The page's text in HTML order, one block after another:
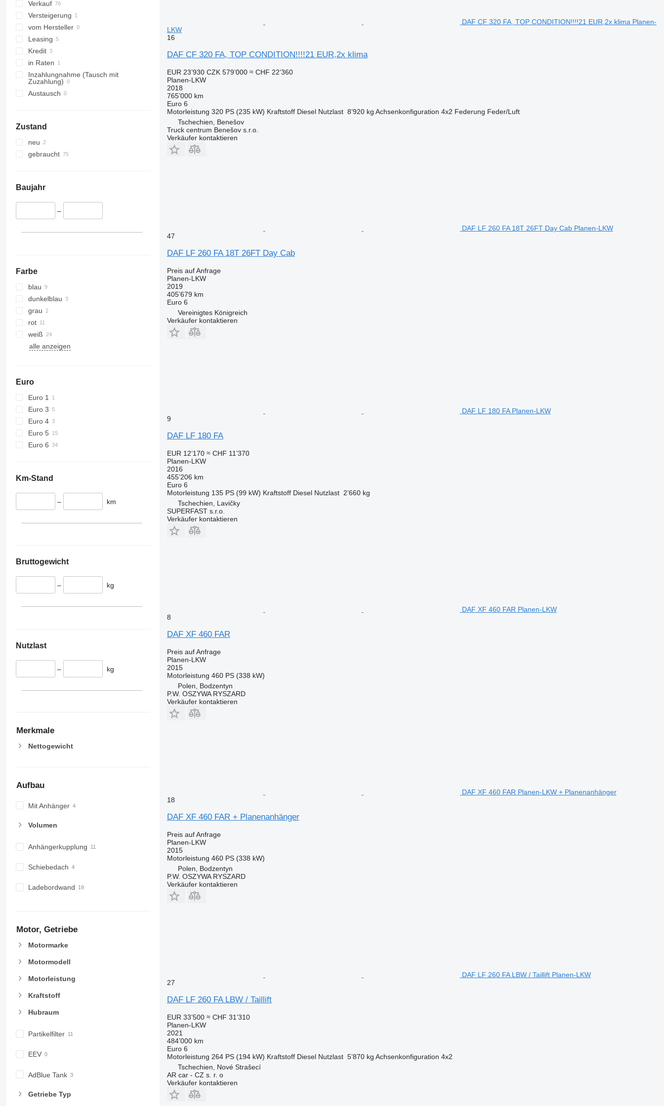
Verkauf
Versteigerung
vom Hersteller
Leasing
Kredit
in Raten
Inzahlungnahme (Tausch mit
Zuzahlung)
Austausch
Zustand
neu
gebraucht
Baujahr
–
Farbe
blau
dunkelblau
grau
rot
weiß
alle anzeigen
Euro
Euro 1
Euro 3
Euro 4
Euro 5
Euro 6
Km-Stand
– km
Bruttogewicht
– kg
Nutzlast
– kg
Merkmale
Nettogewicht
Aufbau
Mit Anhänger
Volumen
Anhängerkupplung
Schiebedach
Ladebordwand
Motor, Getriebe
Motormarke
Motormodell
Motorleistung
Kraftstoff
Hubraum
Partikelfilter
EEV
AdBlue Tank
Getriebe Typ
DAF CF 320 FA, TOP CONDITION!!!!21 EUR,2x klima Planen-
LKW
16
DAF CF 320 FA, TOP CONDITION!!!!21 EUR,2x klima
EUR 23’930 CZK 579’000 ≈ CHF 22’360
Planen-LKW
2018
765’000 km
Euro 6
Motorleistung 320 PS (235 kW) Kraftstoff Diesel Nutzlast 8’920 kg Achsenkonfiguration 4x2 Federung Feder/Luft
Tschechien, Benešov
Truck centrum Benešov s.r.o.
Verkäufer kontaktieren
DAF LF 260 FA 18T 26FT Day Cab Planen-LKW
47
DAF LF 260 FA 18T 26FT Day Cab
Preis auf Anfrage
Planen-LKW
2019
405’679 km
Euro 6
Vereinigtes Königreich
Verkäufer kontaktieren
DAF LF 180 FA Planen-LKW
9
DAF LF 180 FA
EUR 12’170 ≈ CHF 11’370
Planen-LKW
2016
455’206 km
Euro 6
Motorleistung 135 PS (99 kW) Kraftstoff Diesel Nutzlast 2’660 kg
Tschechien, Lavičky
SUPERFAST s.r.o.
Verkäufer kontaktieren
DAF XF 460 FAR Planen-LKW
8
DAF XF 460 FAR
Preis auf Anfrage
Planen-LKW
2015
Motorleistung 460 PS (338 kW)
Polen, Bodzentyn
P.W. OSZYWA RYSZARD
Verkäufer kontaktieren
DAF XF 460 FAR Planen-LKW + Planenanhänger
18
DAF XF 460 FAR + Planenanhänger
Preis auf Anfrage
Planen-LKW
2015
Motorleistung 460 PS (338 kW)
Polen, Bodzentyn
P.W. OSZYWA RYSZARD
Verkäufer kontaktieren
DAF LF 260 FA LBW / Taillift Planen-LKW
27
DAF LF 260 FA LBW / Taillift
EUR 33’500 ≈ CHF 31’310
Planen-LKW
2021
484’000 km
Euro 6
Motorleistung 264 PS (194 kW) Kraftstoff Diesel Nutzlast 5’870 kg Achsenkonfiguration 4x2
Tschechien, Nové Strašecí
AR car - CZ s. r. o
Verkäufer kontaktieren